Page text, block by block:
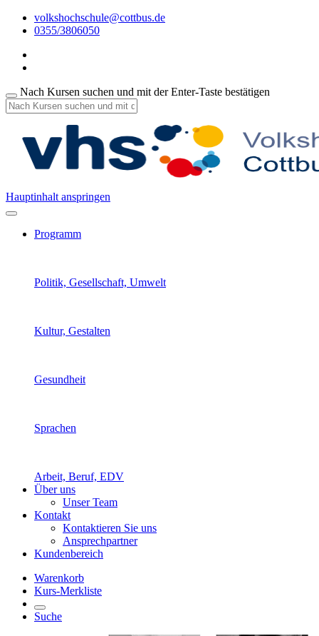
volkshochschule@cottbus.de
0355/3806050
Nach Kursen suchen und mit der Enter-Taste bestätigen
Hauptinhalt anspringen
Programm
Politik, Gesellschaft, Umwelt
Kultur, Gestalten
Gesundheit
Sprachen
Arbeit, Beruf, EDV
Über uns
Unser Team
Kontakt
Kontaktieren Sie uns
Ansprechpartner
Kundenbereich
Warenkorb
Kurs-Merkliste
Suche